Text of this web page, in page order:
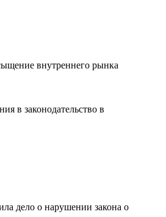
внутреннего рынка
в законодательство в
дело о нарушении закона о